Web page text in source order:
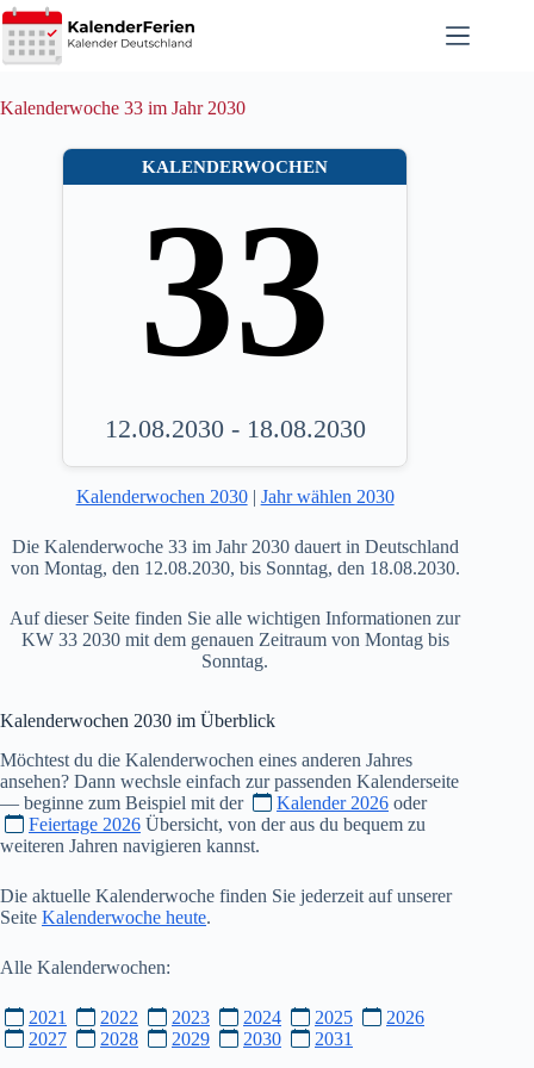
Zum
Inhalt
springen
Kalenderwoche 33 im Jahr 2030
KALENDERWOCHEN
33
12.08.2030 - 18.08.2030
Kalenderwochen 2030| Jahr wählen 2030
Die Kalenderwoche 33 im Jahr 2030 dauert in Deutschland
von Montag, den 12.08.2030, bis Sonntag, den 18.08.2030.
Auf dieser Seite finden Sie alle wichtigen Informationen zur
KW 33 2030 mit dem genauen Zeitraum von Montag bis
Sonntag.
Kalenderwochen 2030 im Überblick
Möchtest du die Kalenderwochen eines anderen Jahres
ansehen? Dann wechsle einfach zur passenden Kalenderseite
— beginne zum Beispiel mit der
Kalender 2026 oder
Feiertage 2026 Übersicht, von der aus du bequem zu
weiteren Jahren navigieren kannst.
Die aktuelle Kalenderwoche finden Sie jederzeit auf unserer
Seite Kalenderwoche heute.
Alle Kalenderwochen:
2021 2022 2023 2024 2025
2026
2027
2028 2029 2030 2031